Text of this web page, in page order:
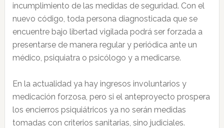
incumplimiento de las medidas de seguridad. Con el
nuevo código, toda persona diagnosticada que se
encuentre bajo libertad vigilada podrá ser forzada a
presentarse de manera regular y periódica ante un
médico, psiquiatra o psicólogo y a medicarse.
En la actualidad ya hay ingresos involuntarios y
medicación forzosa, pero si el anteproyecto prospera
los encierros psiquiátricos ya no serán medidas
tomadas con criterios sanitarias, sino judiciales.